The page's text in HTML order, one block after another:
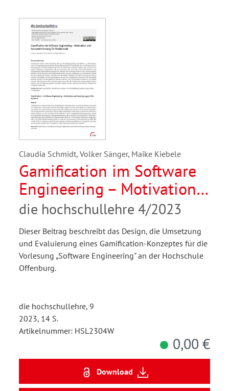
Claudia Schmidt, Volker Sänger, Maike Kiebele
Gamification im Software
Engineering – Motivation
und Lernunterstützung für
Studierende
die hochschullehre 4/2023
Dieser Beitrag beschreibt das Design, die Umsetzung
und Evaluierung eines Gamification-Konzeptes für die
Vorlesung „Software Engineering" an der Hochschule
Offenburg.
die hochschullehre, 9
2023, 14 S.
Artikelnummer: HSL2304W
0,00 €
Download